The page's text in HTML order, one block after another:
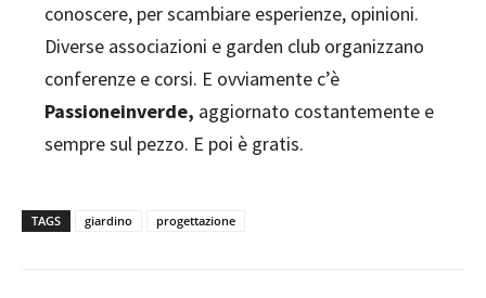
conoscere, per scambiare esperienze, opinioni.
Diverse associazioni e garden club organizzano
conferenze e corsi. E ovviamente c’è
Passioneinverde, aggiornato costantemente e
sempre sul pezzo. E poi è gratis.
TAGS giardino progettazione